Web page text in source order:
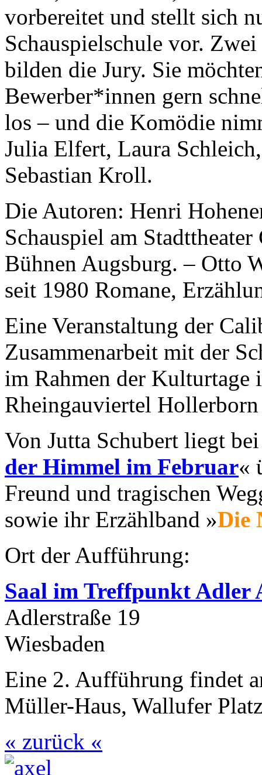
vorbereitet und stellt sich
Schauspielschule vor.
bilden die Jury. Sie
Bewerber*innen gern
los – und die Komödie
Julia Elfert, Laura
Sebastian Kroll.
Die Autoren: Henri
Schauspiel am
Bühnen Augsburg. – Otto
seit 1980 Romane,
Eine Veranstaltung der
Zusammenarbeit mit der
im Rahmen der
Rheingauviertel Hollerborn
Von Jutta Schubert liegt
der Himmel im Februar«
Freund und tragischen
sowie ihr Erzählband »Die
Ort der Aufführung:
Saal im Treffpunkt Adler
Adlerstraße 19
Wiesbaden
Eine 2. Aufführung findet
Müller-Haus, Wallufer
« zurück «